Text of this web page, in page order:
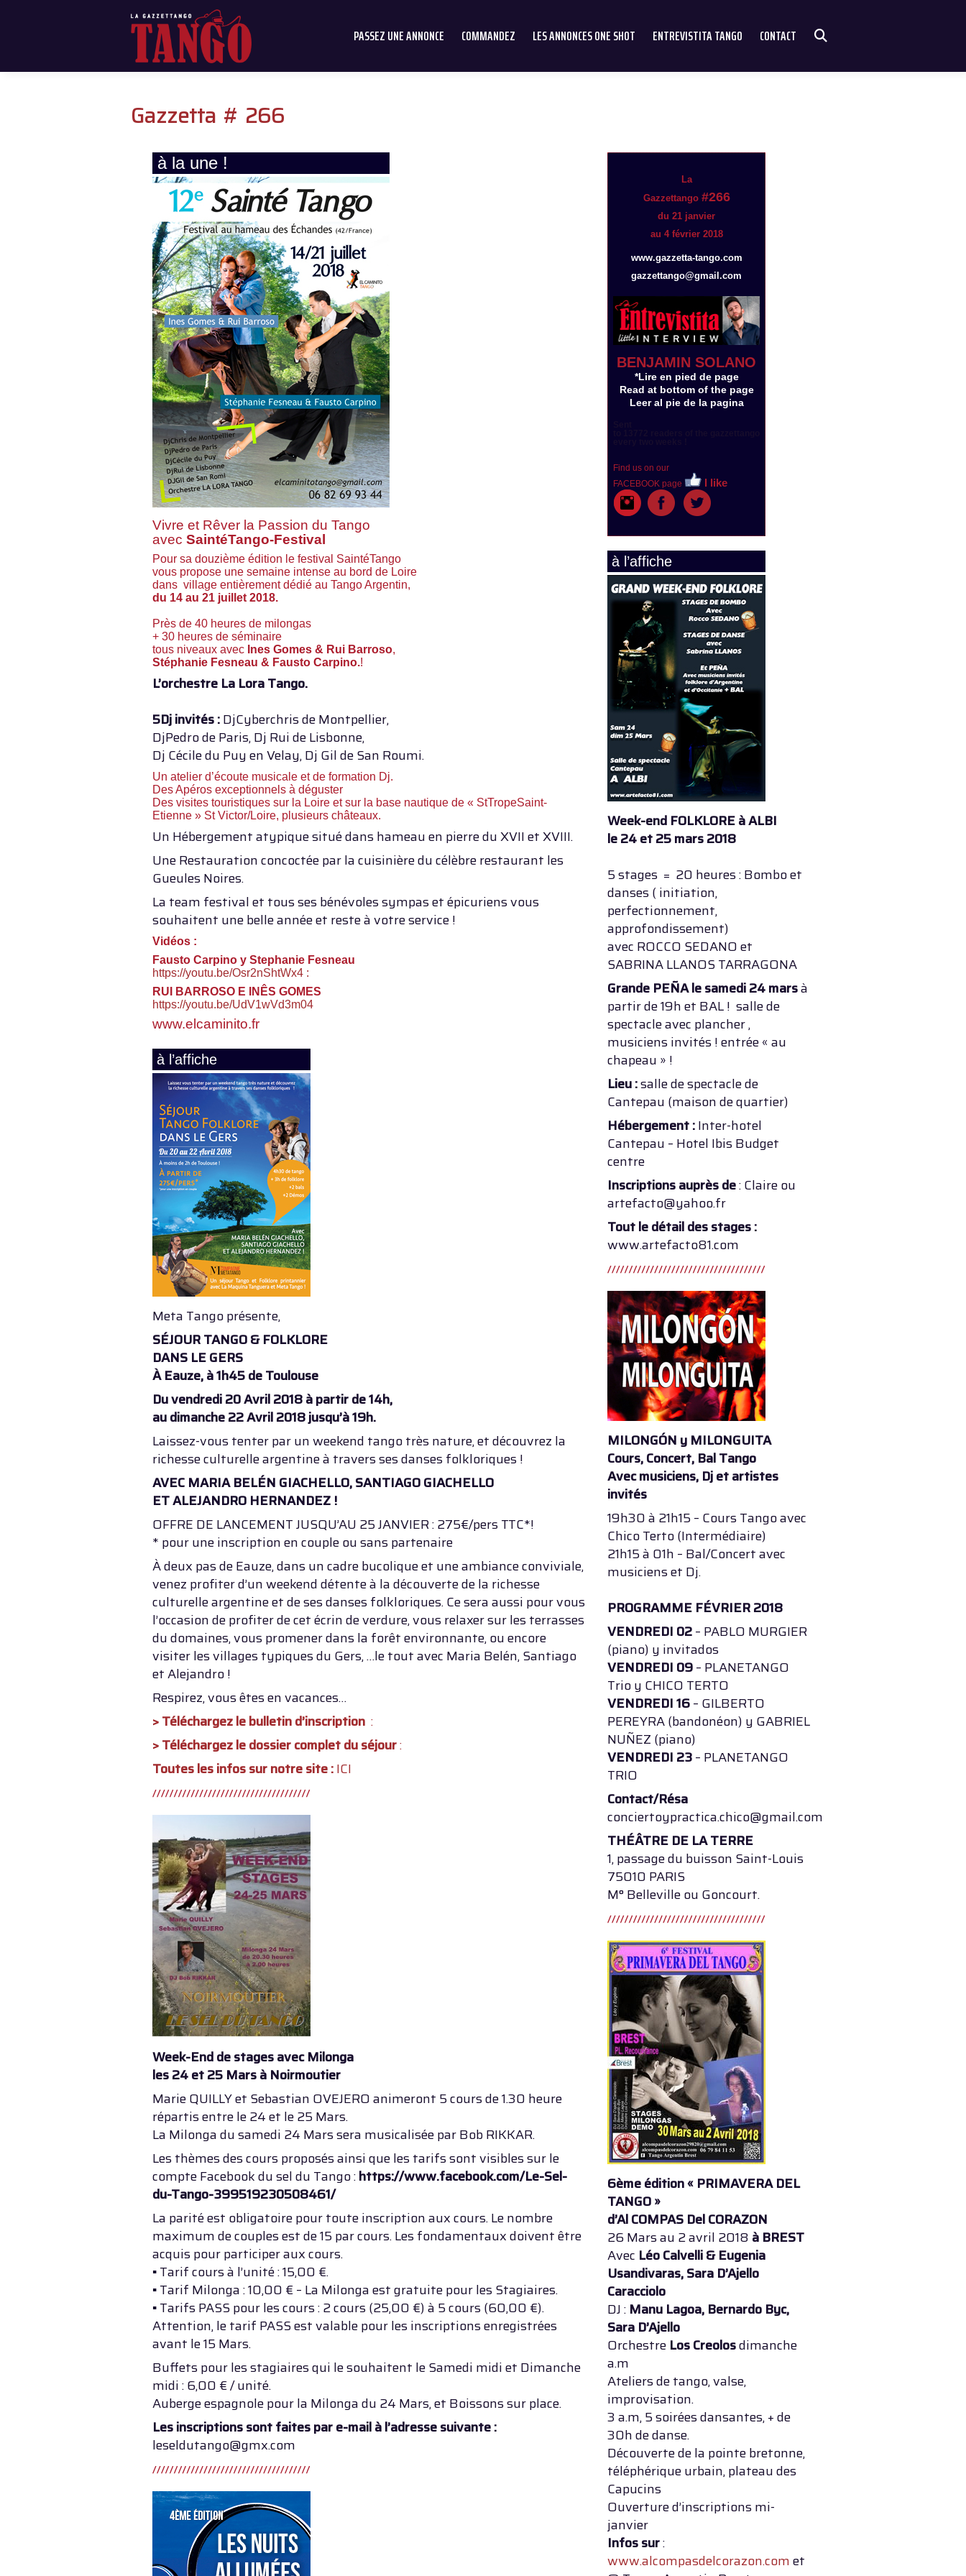
PASSEZ UNE ANNONCE COMMANDEZ LES ANNONCES ONE SHOT ENTREVISTITA TANGO CONTACT
Gazzetta # 266
à la une !
Vivre et Rêver la Passion du Tango
avec SaintéTango-Festival
Pour sa douzième édition le festival SaintéTango
vous propose une semaine intense au bord de Loire
dans village entièrement dédié au Tango Argentin,
du 14 au 21 juillet 2018.
Près de 40 heures de milongas
+ 30 heures de séminaire
tous niveaux avec Ines Gomes & Rui Barroso,
Stéphanie Fesneau & Fausto Carpino.!
L’orchestre La Lora Tango.
5Dj invités :DjCyberchris de Montpellier,
DjPedro de Paris, Dj Rui de Lisbonne,
Dj Cécile du Puy en Velay, Dj Gil de San Roumi.
Un atelier d’écoute musicale et de formation Dj.
Des Apéros exceptionnels à déguster
Des visites touristiques sur la Loire et sur la base nautique de « StTropeSaint-
Etienne » St Victor/Loire, plusieurs châteaux.
Un Hébergement atypique situé dans hameau en pierre du XVII et XVIII.
Une Restauration concoctée par la cuisinière du célèbre restaurant les
Gueules Noires.
La team festival et tous ses bénévoles sympas et épicuriens vous
souhaitent une belle année et reste à votre service !
Vidéos :
Fausto Carpino y Stephanie Fesneau
https://youtu.be/Osr2nShtWx4 :
RUI BARROSO E INÊS GOMES
https://youtu.be/UdV1wVd3m04
www.elcaminito.fr
à l’affiche
Meta Tango présente,
SÉJOUR TANGO & FOLKLORE
DANS LE GERS
À Eauze, à 1h45 de Toulouse
Du vendredi 20 Avril 2018 à partir de 14h,
au dimanche 22 Avril 2018 jusqu’à 19h.
Laissez-vous tenter par un weekend tango très nature, et découvrez la
richesse culturelle argentine à travers ses danses folkloriques !
AVEC MARIA BELÉN GIACHELLO, SANTIAGO GIACHELLO
ET ALEJANDRO HERNANDEZ !
OFFRE DE LANCEMENT JUSQU’AU 25 JANVIER : 275€/pers TTC*!
* pour une inscription en couple ou sans partenaire
À deux pas de Eauze, dans un cadre bucolique et une ambiance conviviale,
venez profiter d’un weekend détente à la découverte de la richesse
culturelle argentine et de ses danses folkloriques. Ce sera aussi pour vous
l’occasion de profiter de cet écrin de verdure, vous relaxer sur les terrasses
du domaines, vous promener dans la forêt environnante, ou encore
visiter les villages typiques du Gers, …le tout avec Maria Belén, Santiago
et Alejandro !
Respirez, vous êtes en vacances…
> Téléchargez le bulletin d’inscription :
> Téléchargez le dossier complet du séjour:
Toutes les infos sur notre site :ICI
Week-End de stages avec Milonga
les 24 et 25 Mars à Noirmoutier
Marie QUILLY et Sebastian OVEJERO animeront 5 cours de 1.30 heure
répartis entre le 24 et le 25 Mars.
La Milonga du samedi 24 Mars sera musicalisée par Bob RIKKAR.
Les thèmes des cours proposés ainsi que les tarifs sont visibles sur le
compte Facebook du sel du Tango :https://www.facebook.com/Le-Sel-
du-Tango-399519230508461/
La parité est obligatoire pour toute inscription aux cours. Le nombre
maximum de couples est de 15 par cours. Les fondamentaux doivent être
acquis pour participer aux cours.
▪ Tarif cours à l’unité : 15,00 €.
▪ Tarif Milonga : 10,00 € – La Milonga est gratuite pour les Stagiaires.
▪ Tarifs PASS pour les cours : 2 cours (25,00 €) à 5 cours (60,00 €).
Attention, le tarif PASS est valable pour les inscriptions enregistrées
avant le 15 Mars.
Buffets pour les stagiaires qui le souhaitent le Samedi midi et Dimanche
midi : 6,00 € / unité.
Auberge espagnole pour la Milonga du 24 Mars, et Boissons sur place.
Les inscriptions sont faites par e-mail à l’adresse suivante :
leseldutango@gmx.com
La
Gazzettango #266
du 21 janvier
au 4 février 2018
www.gazzetta-tango.com
gazzettango@gmail.com
BENJAMIN SOLANO
*Lire en pied de page
Read at bottom of the page
Leer al pie de la pagina
Find us on our
FACEBOOK page
I like
à l’affiche
Week-end FOLKLORE à ALBI
le 24 et 25 mars 2018
5 stages = 20 heures : Bombo et
danses ( initiation,
perfectionnement,
approfondissement)
avec ROCCO SEDANO et
SABRINA LLANOS TARRAGONA
Grande PEÑA le samedi 24 marsà
partir de 19h et BAL ! salle de
spectacle avec plancher ,
musiciens invités ! entrée « au
chapeau » !
Lieu :salle de spectacle de
Cantepau (maison de quartier)
Hébergement :Inter-hotel
Cantepau – Hotel Ibis Budget
centre
Inscriptions auprès de: Claire ou
artefacto@yahoo.fr
Tout le détail des stages :
www.artefacto81.com
MILONGÓN y MILONGUITA
Cours, Concert, Bal Tango
Avec musiciens, Dj et artistes
invités
19h30 à 21h15 – Cours Tango avec
Chico Terto (Intermédiaire)
21h15 à 01h – Bal/Concert avec
musiciens et Dj.
PROGRAMME FÉVRIER 2018
VENDREDI 02– PABLO MURGIER
(piano) y invitados
VENDREDI 09– PLANETANGO
Trio y CHICO TERTO
VENDREDI 16– GILBERTO
PEREYRA (bandonéon) y GABRIEL
NUÑEZ (piano)
VENDREDI 23– PLANETANGO
TRIO
Contact/Résa
conciertoypractica.chico@gmail.com
THÉÂTRE DE LA TERRE
1, passage du buisson Saint-Louis
75010 PARIS
M° Belleville ou Goncourt.
6ème édition « PRIMAVERA DEL
TANGO »
d’Al COMPAS Del CORAZON
26 Mars au 2 avril 2018 à BREST
Avec Léo Calvelli & Eugenia
Usandivaras, Sara D’Ajello
Caracciolo
DJ : Manu Lagoa, Bernardo Byc,
Sara D’Ajello
Orchestre Los Creolosdimanche
a.m
Ateliers de tango, valse,
improvisation.
3 a.m, 5 soirées dansantes, + de
30h de danse.
Découverte de la pointe bretonne,
téléphérique urbain, plateau des
Capucins
Ouverture d’inscriptions mi-
janvier
Infos sur:
www.alcompasdelcorazon.comet